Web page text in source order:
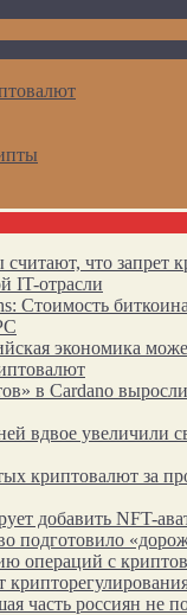
что запрет
IT-отрасли
Стоимость
экономика
в Cardano
вдвое увеличили
криптовалют за
добавить NFT-
подготовило
операций с
часть россиян не